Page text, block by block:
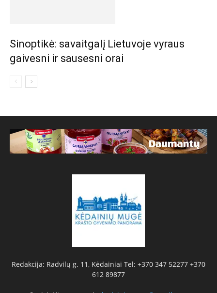
Sinoptikė: savaitgalį Lietuvoje vyraus
gaivesni ir sausesni orai
Redakcija: Radvilų g. 11, Kėdainiai Tel: +370 347 52277 +370
612 89877